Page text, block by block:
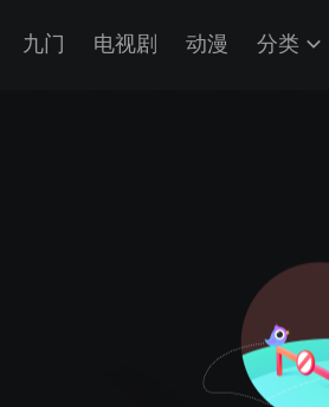
九门 电视剧 动漫 分类